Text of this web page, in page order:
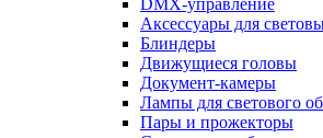
DMX-управление
Аксессуары для
Блиндеры
Движущиеся головы
Документ-камеры
Лампы для светового
Пары и прожекторы